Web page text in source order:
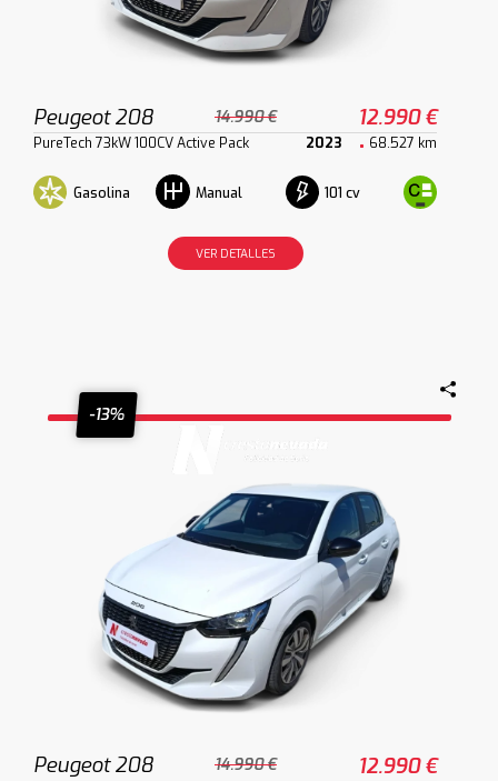
Peugeot 208 14.990 € 12.990 €
PureTech 73kW 100CV Active Pack 2023 68.527 km
Gasolina Manual 101 cv
VER DETALLES
-13%
Peugeot 208 14.990 € 12.990 €